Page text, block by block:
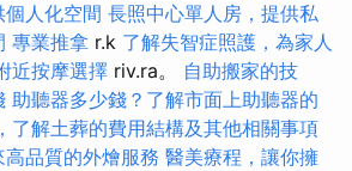
人化空間 長照中心單人房，提供私
專業推拿 r.k 了解失智症照護，為家人
近按摩選擇 riv.ra。 自助搬家的技
助聽器多少錢？了解市面上助聽器的
了解土葬的費用結構及其他相關事項
品質的外燴服務 醫美療程，讓你擁